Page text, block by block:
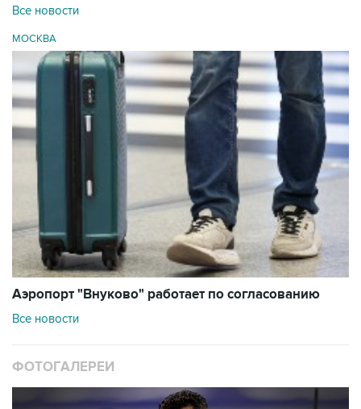
Все новости
МОСКВА
Аэропорт "Внуково" работает по согласованию
Все новости
ФОТОГАЛЕРЕИ